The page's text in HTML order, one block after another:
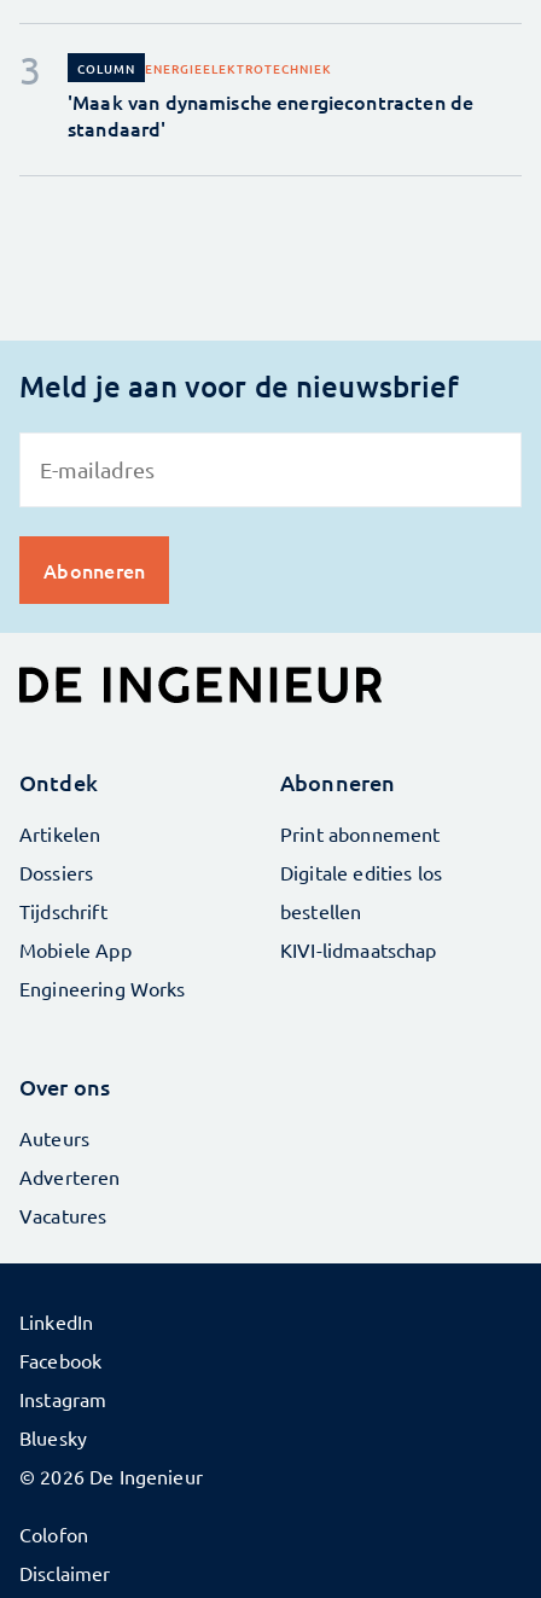
COLUMN ENERGIEELEKTROTECHNIEK
'Maak van dynamische energiecontracten de
standaard'
Meld je aan voor de nieuwsbrief
Ontdek
Artikelen
Dossiers
Tijdschrift
Mobiele App
Engineering Works
Abonneren
Print abonnement
Digitale edities los
bestellen
KIVI-lidmaatschap
Over ons
Auteurs
Adverteren
Vacatures
© 2026 De Ingenieur
Colofon
Disclaimer
LinkedIn
Facebook
Instagram
Bluesky